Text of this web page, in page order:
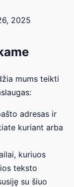
2025
mums teikti
adresas ir
kuriant arba
kuriuos
teksto
su šiuo